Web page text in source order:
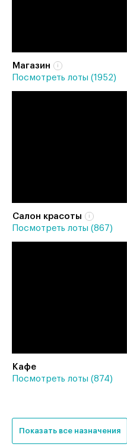
Магазин
Посмотреть лоты (1952)
Салон красоты
Посмотреть лоты (867)
Кафе
Посмотреть лоты (874)
Показать все назначения